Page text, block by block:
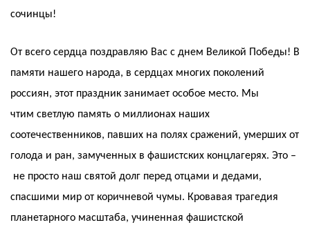
сочинцы!
От всего сердца поздравляю Вас с днем Великой Победы! В
памяти нашего народа, в сердцах многих поколений
россиян, этот праздник занимает особое место. Мы
чтим светлую память о миллионах наших
соотечественников, павших на полях сражений, умерших от
голода и ран, замученных в фашистских концлагерях. Это –
не просто наш святой долг перед отцами и дедами,
спасшими мир от коричневой чумы. Кровавая трагедия
планетарного масштаба, учиненная фашистской